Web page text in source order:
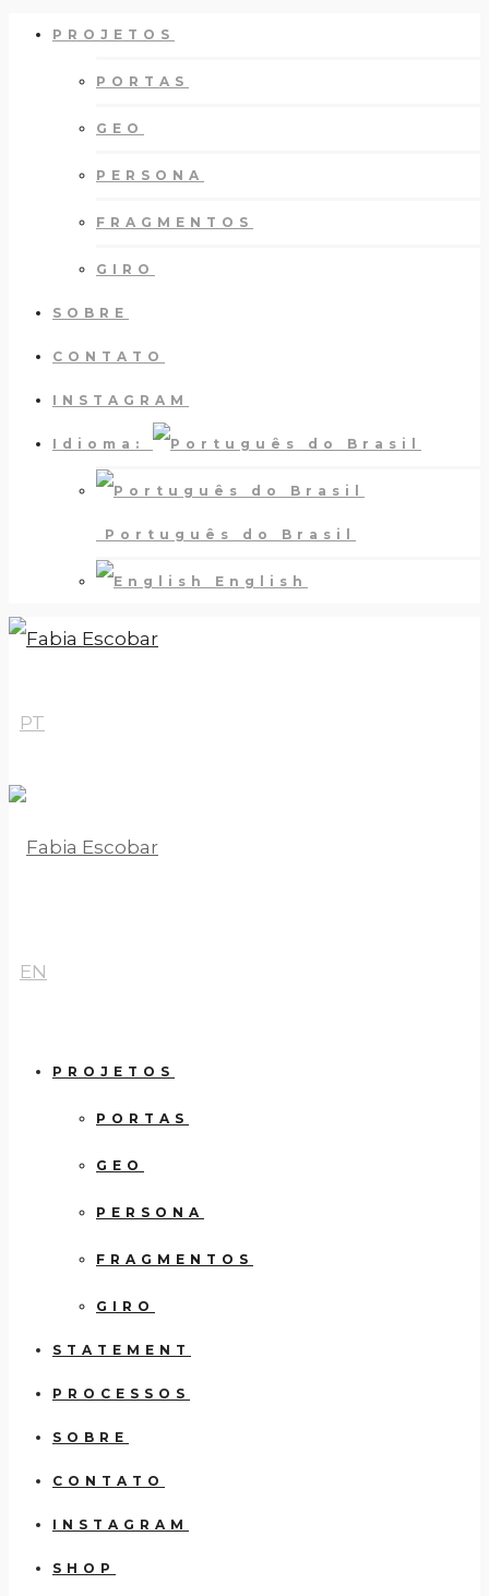
PROJETOS
PORTAS
GEO
PERSONA
FRAGMENTOS
GIRO
SOBRE
CONTATO
INSTAGRAM
Idioma:
Português do Brasil
English
PT
EN
PROJETOS
PORTAS
GEO
PERSONA
FRAGMENTOS
GIRO
STATEMENT
PROCESSOS
SOBRE
CONTATO
INSTAGRAM
SHOP